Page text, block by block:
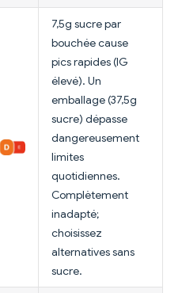
7,5g sucre par
bouchée cause
pics rapides (IG
élevé). Un
emballage (37,5g
sucre) dépasse
dangereusement
limites
quotidiennes.
Complètement
inadapté;
choisissez
alternatives sans
sucre.